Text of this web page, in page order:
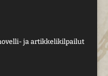
ja artikkelikilpailut